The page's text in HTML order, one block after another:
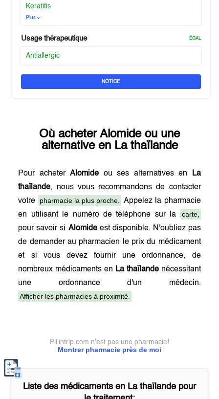
Keratitis
Plus
Usage thérapeutique ÉGAL
Antiallergic
NOTICE
Où acheter Alomideou une
alternative en La thaïlande
Pour acheterAlomide ou ses alternatives en
La
thaïlande, nous vous recommandons de contacter
votre
pharmacie la plus proche.
Appelez la pharmacie
en utilisant le numéro de téléphone sur la
carte,
pour savoir si Alomideest disponible. N'oubliez pas
de demander au pharmacien le prix du médicament
et si vous devez fournir une ordonnance, de
nombreux médicaments en La thaïlandenécessitant
une ordonnance d'un médecin.
Afficher les pharmacies à proximité.
Montrer pharmacie près de moi
Pillintrip.com n'est pas une pharmacie!
Liste des médicaments en La thaïlande pour